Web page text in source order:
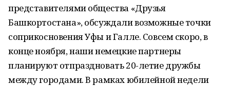
представителями общества «Друзья
Башкортостана», обсуждали возможные точки
соприкосновения Уфы и Галле. Совсем скоро, в
конце ноября, наши немецкие партнеры
планируют отпраздновать 20-летие дружбы
между городами. В рамках юбилейной недели